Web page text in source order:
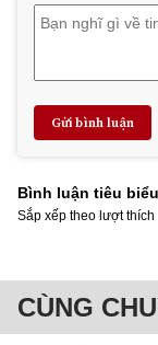
Gửi bình luận
Bình luận tiêu
Sắp xếp theo lượt thích
CÙNG